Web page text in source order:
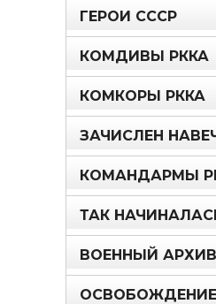
ГЕРОИ СССР
КОМДИВЫ РККА
КОМКОРЫ РККА
ЗАЧИСЛЕН
КОМАНДАРМЫ
ТАК
ВОЕННЫЙ